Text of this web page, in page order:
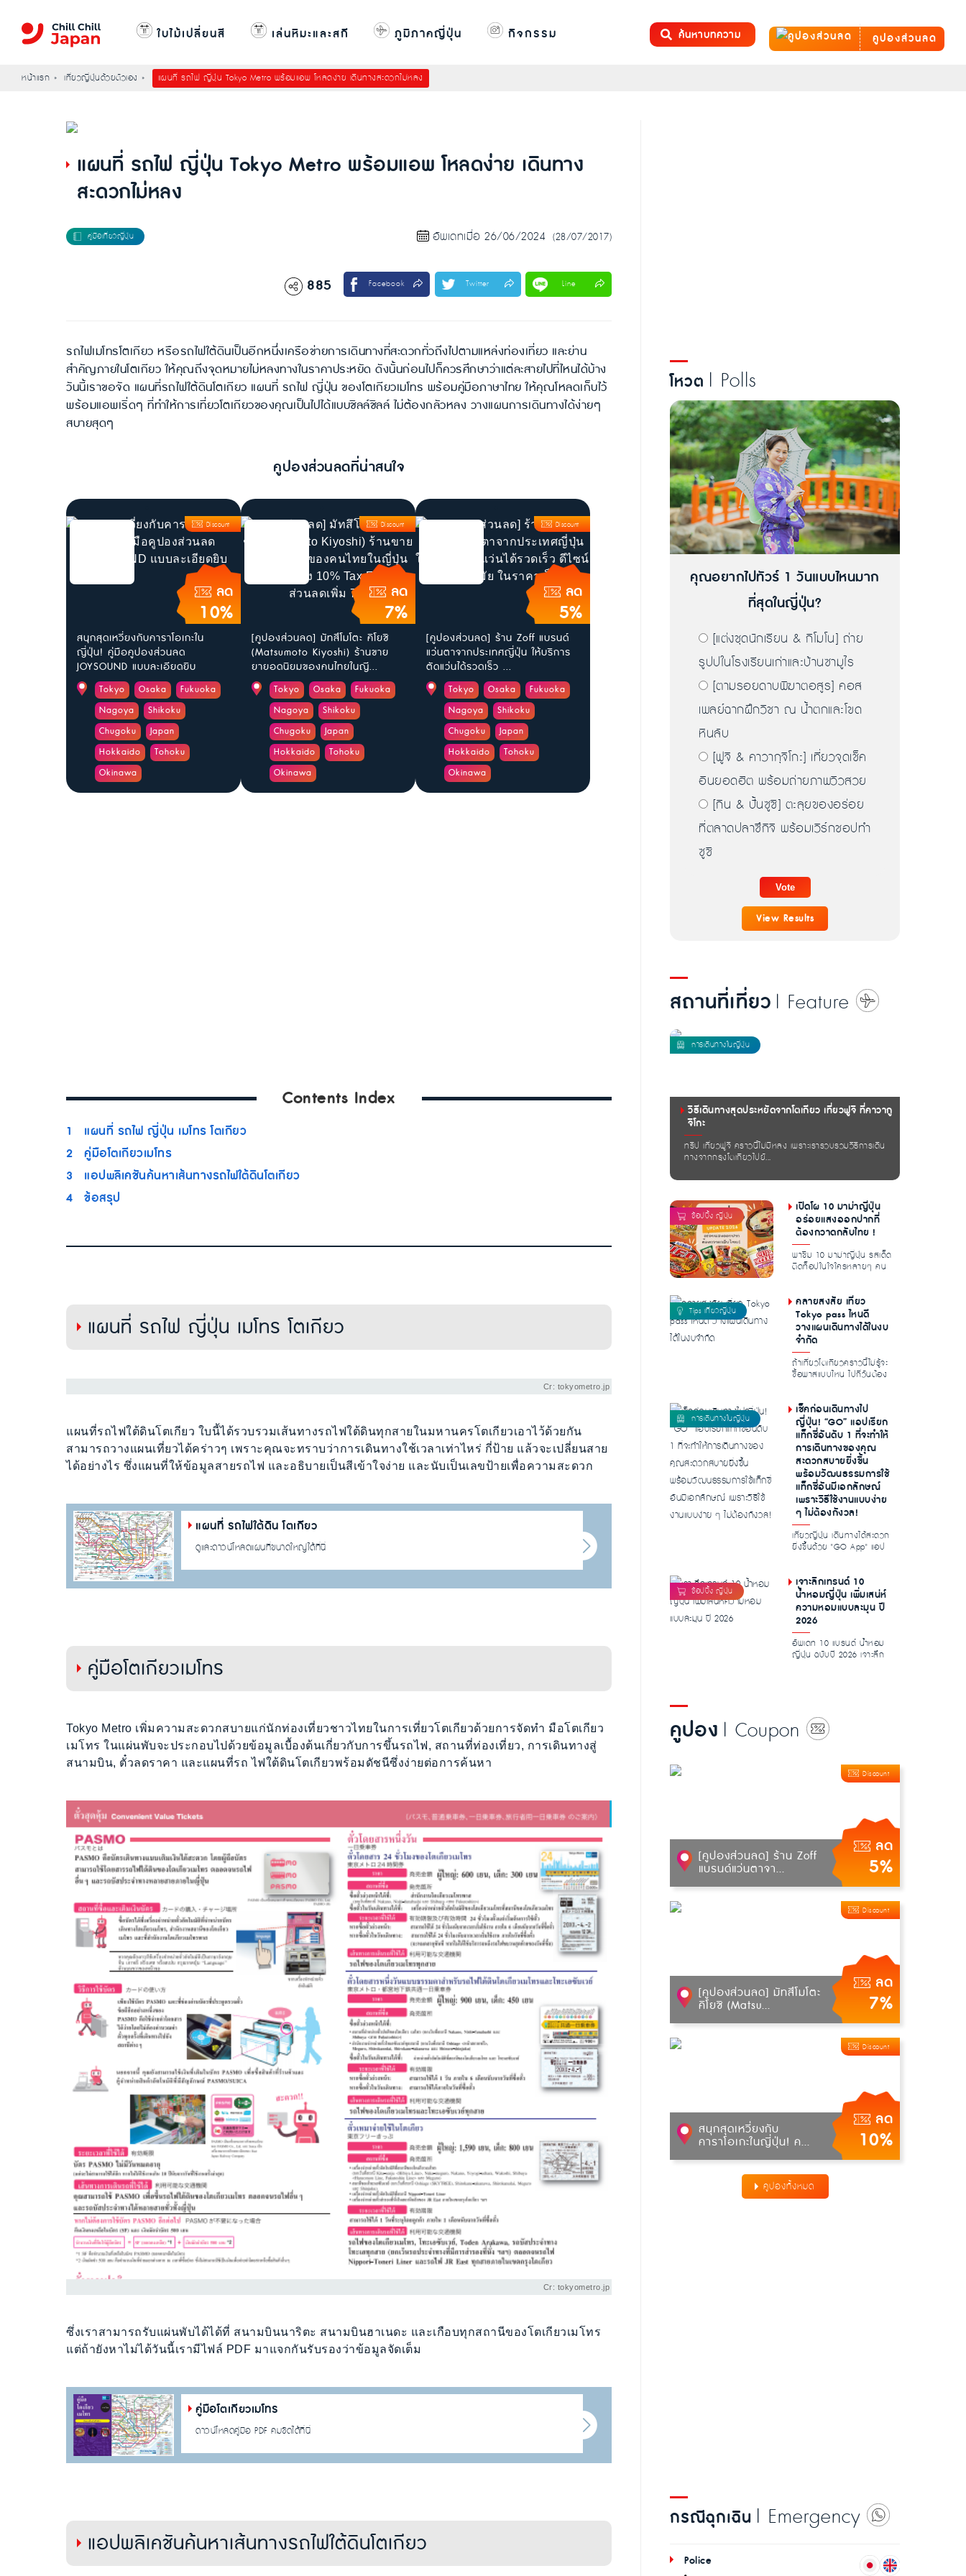
ใบไม้เปลี่ยนสี เล่นหิมะและสกี ภูมิภาคญี่ปุ่น กิจกรรม ค้นหาบทความ คูปองส่วนลด
หน้าแรก เที่ยวญี่ปุ่นด้วยตัวเอง แผนที่ รถไฟ ญี่ปุ่น Tokyo Metro พร้อมแอพ โหลดง่าย เดินทางสะดวกไม่หลง
แผนที่ รถไฟ ญี่ปุ่น Tokyo Metro พร้อมแอพ โหลดง่าย เดินทาง
สะดวกไม่หลง
อัพเดทเมื่อ 26/06/2024 (28/07/2017)
885 Facebook Twitter Line
รถไฟเมโทรโตเกียว หรือรถไฟใต้ดินเป็นอีกหนึ่งเครือข่ายการเดินทางที่สะดวกทั่วถึงไปตามแหล่งท่องเที่ยว และย่าน
สำคัญภายในโตเกียว ให้คุณถึงจุดหมายไม่หลงทางในราคาประหยัด ดังนั้นก่อนไปก็ควรศึกษาว่าแต่ละสายไปที่ไหนได้บ้าง
วันนี้เราขอจัด แผนที่รถไฟใต้ดินโตเกียว แผนที่ รถไฟ ญี่ปุ่น ของโตเกียวเมโทร พร้อมคู่มือภาษาไทย ให้คุณโหลดเก็บไว้
พร้อมแอพเริ่ดๆ ที่ทำให้การเที่ยวโตเกียวของคุณเป็นไปได้แบบชิลล์ชิลล์ ไม่ต้องกลัวหลง วางแผนการเดินทางได้ง่ายๆ
สบายสุดๆ
คูปองส่วนลดที่น่าสนใจ
ลด
10%
Discount
สนุกสุดเหวี่ยงกับคาราโอเกะใน
ญี่ปุ่น! คู่มือคูปองส่วนลด
JOYSOUND แบบละเอียดยิบ
Tokyo Osaka
Fukuoka
Nagoya
Shikoku
Chugoku
Japan
Hokkaido
Tohoku
Okinawa
ลด
7%
Discount
[คูปองส่วนลด] มัทสึโมโตะ คิโยชิ
(Matsumoto Kiyoshi) ร้านขาย
ยายอดนิยมของคนไทยในญี...
Tokyo Osaka
Fukuoka
Nagoya
Shikoku
Chugoku
Japan
Hokkaido
Tohoku
Okinawa
ลด
5%
Discount
[คูปองส่วนลด] ร้าน Zoff แบรนด์
แว่นตาจากประเทศญี่ปุ่น ให้บริการ
ตัดแว่นได้รวดเร็ว ...
Tokyo Osaka
Fukuoka
Nagoya
Shikoku
Chugoku
Japan
Hokkaido
Tohoku
Okinawa
Contents Index
1
แผนที่ รถไฟ ญี่ปุ่น เมโทร โตเกียว
2 คู่มือโตเกียวเมโทร
3
แอปพลิเคชันค้นหาเส้นทางรถไฟใต้ดินโตเกียว
4 ข้อสรุป
แผนที่ รถไฟ ญี่ปุ่น เมโทร โตเกียว
Cr: tokyometro.jp
แผนที่รถไฟใต้ดินโตเกียว ใบนี้ได้รวบรวมเส้นทางรถไฟใต้ดินทุกสายในมหานครโตเกียวเอาไว้ด้วยกัน
สามารถวางแผนเที่ยวได้คร่าวๆ เพราะคุณจะทราบว่าการเดินทางใช้เวลาเท่าไหร่ กี่ป้าย แล้วจะเปลี่ยนสาย
ได้อย่างไร ซึ่งแผนที่ให้ข้อมูลสายรถไฟ และอธิบายเป็นสีเข้าใจง่าย และนับเป็นเลขป้ายเพื่อความสะดวก
แผนที่ รถไฟใต้ดิน โตเกียว
ดูและดาวน์โหลดแผนที่ขนาดใหญ่ได้ที่นี่
คู่มือโตเกียวเมโทร
Tokyo Metro เพิ่มความสะดวกสบายแก่นักท่องเที่ยวชาวไทยในการเที่ยวโตเกียวด้วยการจัดทำ มือโตเกียว
เมโทร ในแผ่นพับจะประกอบไปด้วยข้อมูลเบื้องต้นเกี่ยวกับการขึ้นรถไฟ, สถานที่ท่องเที่ยว, การเดินทางสู่
สนามบิน, ตั๋วลดราคา และแผนที่รถ ไฟใต้ดินโตเกียวพร้อมดัชนีซึ่งง่ายต่อการค้นหา
Cr: tokyometro.jp
ซึ่งเราสามารถรับแผ่นพับได้ได้ที่ สนามบินนาริตะ สนามบินฮาเนดะ และเกือบทุกสถานีของโตเกียวเมโทร
แต่ถ้ายังหาไม่ได้วันนี้เรามีไฟล์ PDF มาแจกกันรับรองว่าข้อมูลจัดเต็ม
คู่มือโตเกียวเมโทร
ดาวน์โหลดคู่มือ PDF คมชัดได้ที่นี่
แอปพลิเคชันค้นหาเส้นทางรถไฟใต้ดินโตเกียว
โหวต | Polls
คุณอยากไปทัวร์ 1 วันแบบไหนมาก
ที่สุดในญี่ปุ่น?
[แต่งชุดนักเรียน & กิโมโน] ถ่าย
รูปปในโรงเรียนเก่าและบ้านซามูไร
[ตามรอยดาบพิฆาตอสูร] คอส
เพลย์ฉากฝึกวิชา ณ น้ำตกและโขด
หินลับ
[ฟูจิ & คาวากุจิโกะ] เที่ยวจุดเช็ค
อินยอดฮิต พร้อมถ่ายภาพวิวสวย
[กิน & ปั้นซูชิ] ตะลุยของอร่อย
ที่ตลาดปลาซึกิจิ พร้อมเวิร์กชอปทำ
ซูชิ
View Results
สถานที่เที่ยว | Feature
วิธีเดินทางสุดประหยัดจากโตเกียว เที่ยวฟูจิ ที่คาวากู
จิโกะ
ทริป เที่ยวฟูจิ คราวนี้ไม่มีหลง เพราะเรารวบรวมวิธีการเดิน
ทางจากกรุงโตเกียวไปยั...
เปิดโผ 10 มาม่าญี่ปุ่น
อร่อยแสงออกปากที่
ต้องกวาดกลับไทย !
พาชิม 10 มาม่าญี่ปุ่น รสเด็ด
ติดท็อปในใจใครหลายๆ คน
คลายสงสัย เที่ยว
Tokyo pass ไหนดี
วางแผนเดินทางได้ในงบ
จำกัด
ถ้าเที่ยวโตเกียวคราวนี้ไม่รู้จะ
ซื้อพาสแบบไหน ไปกี่วันต้อง
เช็คก่อนเดินทางไป
ญี่ปุ่น! “GO” แอปเรียก
แท็กซี่อันดับ 1 ที่จะทำให้
การเดินทางของคุณ
สะดวกสบายยิ่งขึ้น
พร้อมวัฒนธรรมการใช้
แท็กซี่อันมีเอกลักษณ์
เพราะวิธีใช้งานแบบง่าย
ๆ ไม่ต้องกังวล!
เที่ยวญี่ปุ่น เดินทางได้สะดวก
ยิ่งขึ้นด้วย "GO App" แอป
เจาะลึกเทรนด์ 10
น้ำหอมญี่ปุ่น เพิ่มเสน่ห์
ความหอมแบบละมุน ปี
2026
อัพเดท 10 แบรนด์ น้ำหอม
ญี่ปุ่น ฉบับปี 2026 เจาะลึก
คูปอง | Coupon
ลด
5%
Discount
[คูปองส่วนลด] ร้าน Zoff
แบรนด์แว่นตาจา...
ลด
7%
Discount
[คูปองส่วนลด] มัทสึโมโตะ
คิโยชิ (Matsu...
ลด
10%
Discount
สนุกสุดเหวี่ยงกับ
คาราโอเกะในญี่ปุ่น! ค...
คูปองทั้งหมด
กรณีฉุกเฉิน | Emergency
Police